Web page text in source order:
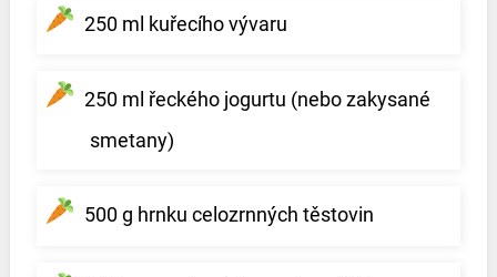
250 ml kuřecího vývaru
250 ml řeckého jogurtu (nebo zakysané
smetany)
500 g hrnku celozrnných těstovin